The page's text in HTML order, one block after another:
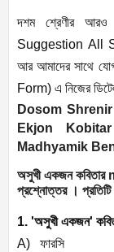
দশম শ্রেণীর
Suggestion All
আর আমাদের সাথে
Form) এ নিজের
Dosom
Ekjon
Madhyamik
অসুখী একজন
প্রশ্নোত্তর । প্রতিটি
1. 'অসুখী একজন'
A) ফারসি